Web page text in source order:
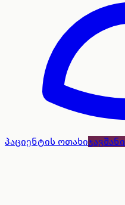
პაციენტის ოთახიჯავშანი